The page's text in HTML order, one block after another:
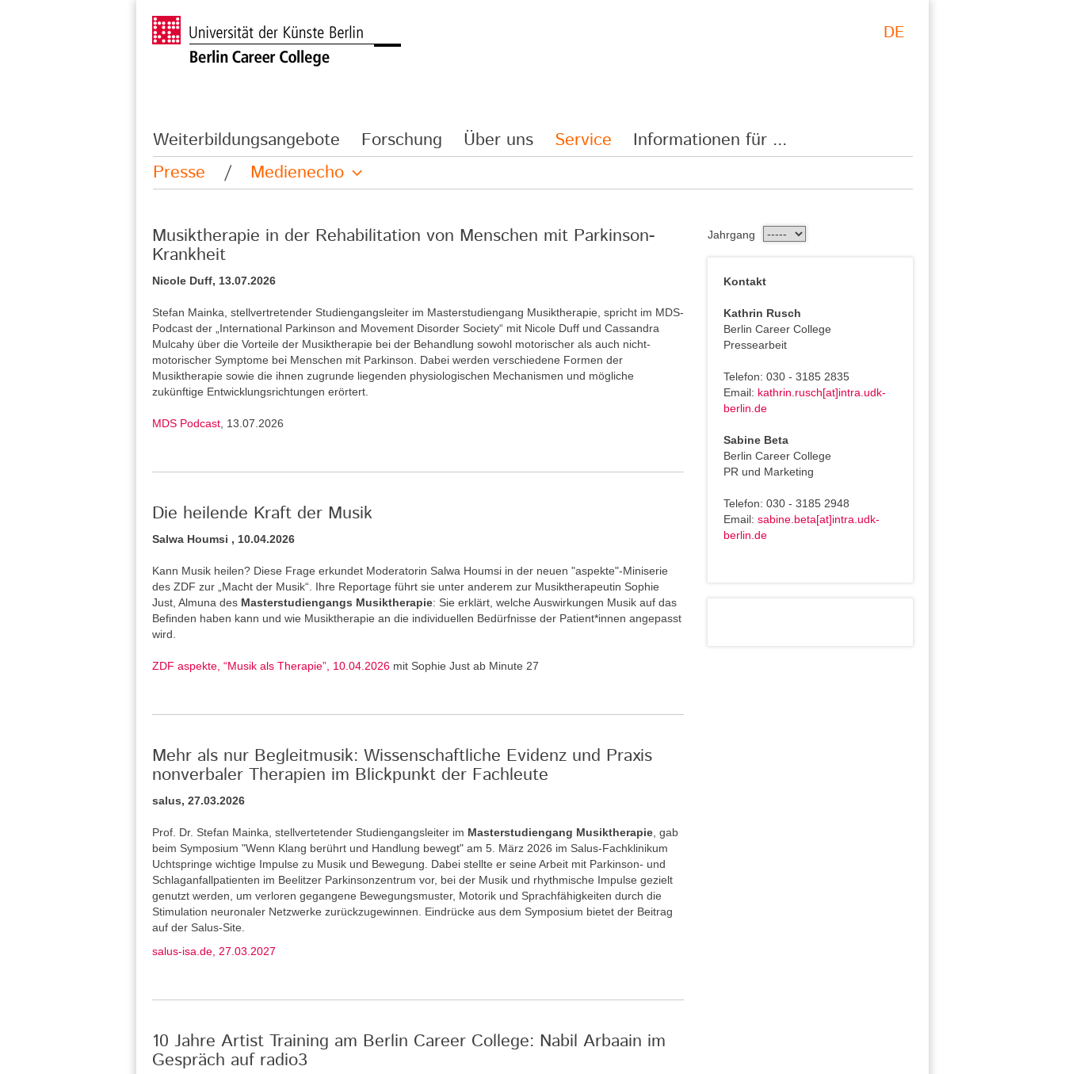
DE
Weiterbildungsangebote Forschung Über uns Service
Informationen für ...
Presse
/ Medienecho
Musiktherapie in der Rehabilitation von Menschen mit Parkinson-
Krankheit
Nicole Duff, 13.07.2026
Stefan Mainka, stellvertretender Studiengangsleiter im Masterstudiengang Musiktherapie, spricht im MDS-
Podcast der „International Parkinson and Movement Disorder Society“ mit Nicole Duff und Cassandra
Mulcahy über die Vorteile der Musiktherapie bei der Behandlung sowohl motorischer als auch nicht-
motorischer Symptome bei Menschen mit Parkinson. Dabei werden verschiedene Formen der
Musiktherapie sowie die ihnen zugrunde liegenden physiologischen Mechanismen und mögliche
zukünftige Entwicklungsrichtungen erörtert.
MDS Podcast , 13.07.2026
Die heilende Kraft der Musik
Salwa Houmsi , 10.04.2026
Kann Musik heilen? Diese Frage erkundet Moderatorin Salwa Houmsi in der neuen "aspekte"-Miniserie
des ZDF zur „Macht der Musik“. Ihre Reportage führt sie unter anderem zur Musiktherapeutin Sophie
Just, Almuna des Masterstudiengangs Musiktherapie: Sie erklärt, welche Auswirkungen Musik auf das
Befinden haben kann und wie Musiktherapie an die individuellen Bedürfnisse der Patient*innen angepasst
wird.
ZDF aspekte, “Musik als Therapie”, 10.04.2026 mit Sophie Just ab Minute 27
Mehr als nur Begleitmusik: Wissenschaftliche Evidenz und Praxis
nonverbaler Therapien im Blickpunkt der Fachleute
salus, 27.03.2026
Prof. Dr. Stefan Mainka, stellvertetender Studiengangsleiter im Masterstudiengang Musiktherapie , gab
beim Symposium "Wenn Klang berührt und Handlung bewegt" am 5. März 2026 im Salus-Fachklinikum
Uchtspringe wichtige Impulse zu Musik und Bewegung. Dabei stellte er seine Arbeit mit Parkinson- und
Schlaganfallpatienten im Beelitzer Parkinsonzentrum vor, bei der Musik und rhythmische Impulse gezielt
genutzt werden, um verloren gegangene Bewegungsmuster, Motorik und Sprachfähigkeiten durch die
Stimulation neuronaler Netzwerke zurückzugewinnen. Eindrücke aus dem Symposium bietet der Beitrag
auf der Salus-Site.
salus-isa.de, 27.03.2027
10 Jahre Artist Training am Berlin Career College: Nabil Arbaain im
Gespräch auf radio3
Jahrgang
Kontakt
Kathrin Rusch
Berlin Career College
Pressearbeit
Telefon: 030 - 3185 2835
Email: kathrin.rusch[at]intra.udk-
berlin.de
Sabine Beta
Berlin Career College
PR und Marketing
Telefon: 030 - 3185 2948
Email:sabine.beta[at]intra.udk-
berlin.de